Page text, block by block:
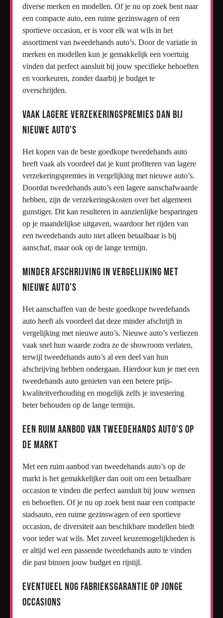
diverse merken en modellen. Of je nu op zoek bent naar
een compacte auto, een ruime gezinswagen of een
sportieve occasion, er is voor elk wat wils in het
assortiment van tweedehands auto’s. Door de variatie in
merken en modellen kun je gemakkelijk een voertuig
vinden dat perfect aansluit bij jouw specifieke behoeften
en voorkeuren, zonder daarbij je budget te
overschrijden.
Vaak lagere verzekeringspremies dan bij
nieuwe auto’s
Het kopen van de beste goedkope tweedehands auto
heeft vaak als voordeel dat je kunt profiteren van lagere
verzekeringspremies in vergelijking met nieuwe auto’s.
Doordat tweedehands auto’s een lagere aanschafwaarde
hebben, zijn de verzekeringskosten over het algemeen
gunstiger. Dit kan resulteren in aanzienlijke besparingen
op je maandelijkse uitgaven, waardoor het rijden van
een tweedehands auto niet alleen betaalbaar is bij
aanschaf, maar ook op de lange termijn.
Minder afschrijving in vergelijking met
nieuwe auto’s
Het aanschaffen van de beste goedkope tweedehands
auto heeft als voordeel dat deze minder afschrijft in
vergelijking met nieuwe auto’s. Nieuwe auto’s verliezen
vaak snel hun waarde zodra ze de showroom verlaten,
terwijl tweedehands auto’s al een deel van hun
afschrijving hebben ondergaan. Hierdoor kun je met een
tweedehands auto genieten van een betere prijs-
kwaliteitverhouding en mogelijk zelfs je investering
beter behouden op de lange termijn.
Een ruim aanbod van tweedehands auto’s op
de markt
Met een ruim aanbod van tweedehands auto’s op de
markt is het gemakkelijker dan ooit om een betaalbare
occasion te vinden die perfect aansluit bij jouw wensen
en behoeften. Of je nu op zoek bent naar een compacte
stadsauto, een ruime gezinswagen of een sportieve
occasion, de diversiteit aan beschikbare modellen biedt
voor ieder wat wils. Met zoveel keuzemogelijkheden is
er altijd wel een passende tweedehands auto te vinden
die past binnen jouw budget en rijstijl.
Eventueel nog fabrieksgarantie op jonge
occasions